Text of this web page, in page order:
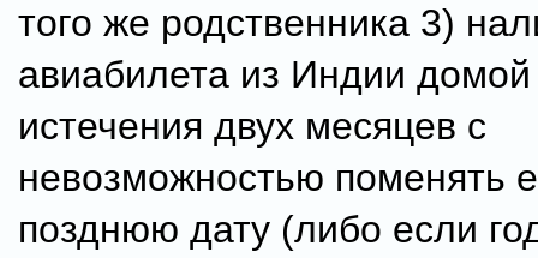
того же родственника 3)
авиабилета из Индии
истечения двух месяцев с
невозможностью поменять
позднюю дату (либо если